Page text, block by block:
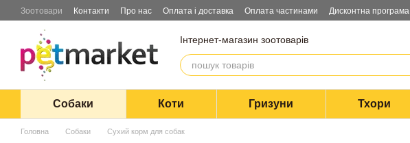
Перейти до основного контенту
Зоотовари Контакти Про нас Оплата і доставка Оплата частинами Дисконтна програма
Інтернет-магазин зоотоварів
Собаки Коти Гризуни Тхори
Головна Собаки Сухий корм для собак